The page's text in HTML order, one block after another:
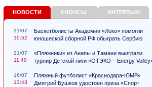
НОВОСТИ АНОНСЫ ИНТЕРВЬЮ
31/07
10:52
Баскетболисты Академии «Локо» помогли
юношеской сборной РФ обыграть Сербию
21/07
11:40
«Пляжники» из Анапы и Тамани выиграли
турнир Детской лиги «ОТЭКО – Energy
16/07
13:43
Пляжный футболист «Краснодара-ЮМР»
Дмитрий Бушков удостоен приза «Спорт